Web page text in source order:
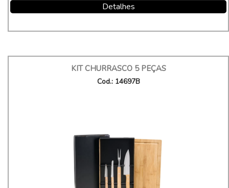
Detalhes
KIT CHURRASCO 5 PEÇAS
Cod.: 14697B